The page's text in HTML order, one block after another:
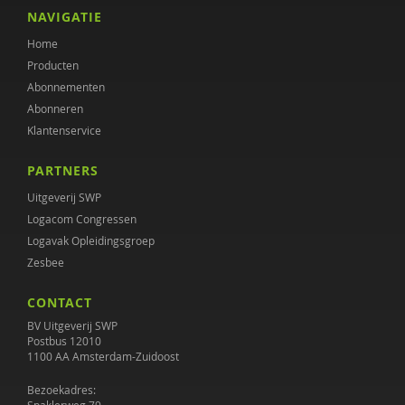
Annet Nugter
Ewout Openneer
Peter Oud
Marjolein Peters
Julia Plukaard
Gabriël Prinsenberg
Erik Rijntjes
Diana Roeg
DIEKE ROODBEEN
NAVIGATIE
Home
Producten
Abonnementen
Abonneren
Klantenservice
PARTNERS
Uitgeverij SWP
Logacom Congressen
Logavak Opleidingsgroep
Zesbee
CONTACT
BV Uitgeverij SWP
Postbus 12010
1100 AA Amsterdam-Zuidoost
Bezoekadres: